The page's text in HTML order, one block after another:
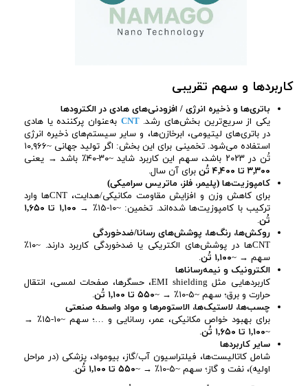
کاربردها و سهم تقریبی
باتری‌ها و ذخیره انرژی / افزودنی‌های هادی در الکترودها
یکی از سریع‌ترین بخش‌های رشد.CNT به‌عنوان پرکننده یا هادی
در باتری‌های لیتیومی، ابرخازن‌ها، و سایر سیستم‌های ذخیره انرژی
استفاده می‌شود. تخمینی برای این بخش: اگر تولید جهانی ~۱۰,۹۶۶
تُن در ۲۰۲۳ باشد، سهم این کاربرد شاید ~۳۰-۴۰٪ باشد → یعنی
۳,۳۰۰ تا ۴,۴۰۰ تُن
برای آن سال.
کامپوزیت‌ها (پلیمر، فلز، ماتریس سرامیکی)
برای کاهش وزن و افزایش مقاومت مکانیکی/هدایت، CNTها وارد
ترکیب با کامپوزیت‌ها شده‌اند. تخمین: ~۱۰-۱۵٪ →
۱,۱۰۰ تا ۱,۶۵۰
تُن.
روکش‌ها، رنگ‌ها، پوشش‌های رسانا/ضدخوردگی
CNTها در پوشش‌های الکتریکی یا ضدخوردگی کاربرد دارند. ~۱۰٪
سهم → ~۱,۱۰۰ تُن
.
الکترونیک و نیمه‌رساناها
کاربردهایی مثل EMI shielding، حسگرها، صفحات لمسی، انتقال
حرارت و برق؛ سهم ~۵-۱۰٪ → ~
۵۵۰ تا ۱,۱۰۰ تُن
.
چسب‌ها، لاستیک‌ها، الاستومرها و مواد واسطه صنعتی
برای بهبود خواص مکانیکی، عمر، رسانایی و …؛ سهم ~۱۰-۱۵٪ →
~۱,۱۰۰ تا ۱,۶۵۰ تُن
.
سایر کاربردها
شامل کاتالیست‌ها، فیلتراسیون آب/گاز، بیومواد، پزشکی (در مراحل
اولیه)، نفت و گاز؛ سهم ~۵-۱۰٪ → ~
۵۵۰ تا ۱,۱۰۰ تُن
.